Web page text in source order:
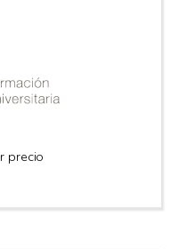
precio